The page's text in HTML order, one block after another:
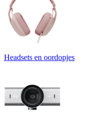
Headsets en oordopjes